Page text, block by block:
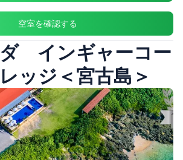
空室を確認する
インギャーコー
ッジ＜宮古島＞